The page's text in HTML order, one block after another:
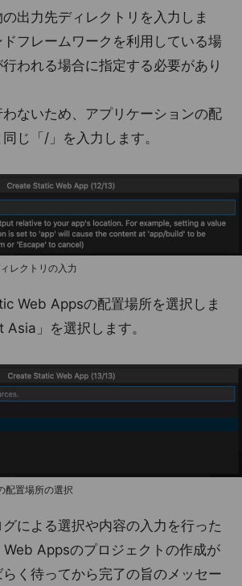
出力先ディレクトリを入力しま
フレームワークを利用している場
われる場合に指定する必要があり
ないため、アプリケーションの配
じ「/」を入力します。
レクトリの入力
Web Appsの配置場所を選択しま
」を選択します。
配置場所の選択
による選択や内容の入力を行った
Appsのプロジェクトの作成が
く待ってから完了の旨のメッセー